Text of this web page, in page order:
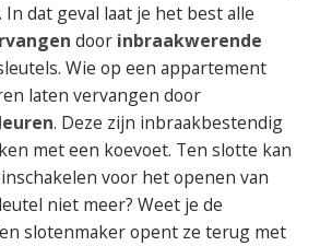
. In dat geval laat je het best alle
door inbraakwerende
Wie op een appartement
laten vervangen door
. Deze zijn inbraakbestendig
met een koevoet. Ten slotte kan
voor het openen van
niet meer? Weet je de
slotenmaker opent ze terug met